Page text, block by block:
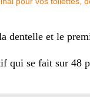
dentelle et le
qui se fait sur 48